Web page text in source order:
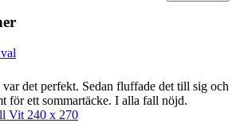
det perfekt. Sedan fluffade det till sig och
för ett sommartäcke. I alla fall nöjd.
Vit 240 x 270